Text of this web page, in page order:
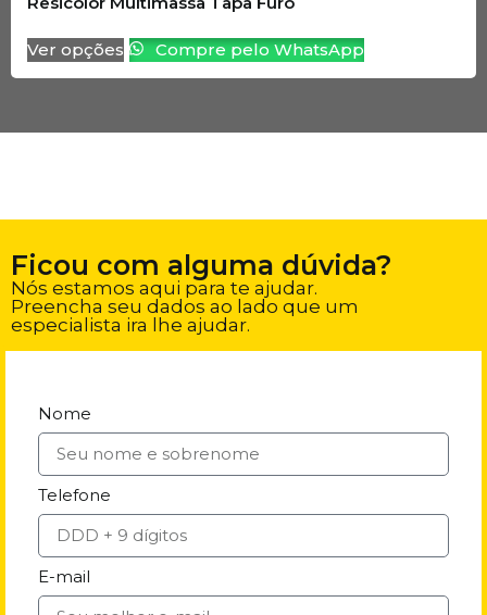
Ver opções Compre pelo WhatsApp
Ficou com alguma dúvida?
Nós estamos aqui para te ajudar.
Preencha seu dados ao lado que um
especialista ira lhe ajudar.
Nome
Telefone
E-mail